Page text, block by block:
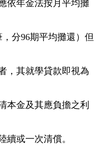
年金法按月平均攤
分96期平均攤還）但
其就學貸款即視為
金及其應負擔之利
或一次清償。